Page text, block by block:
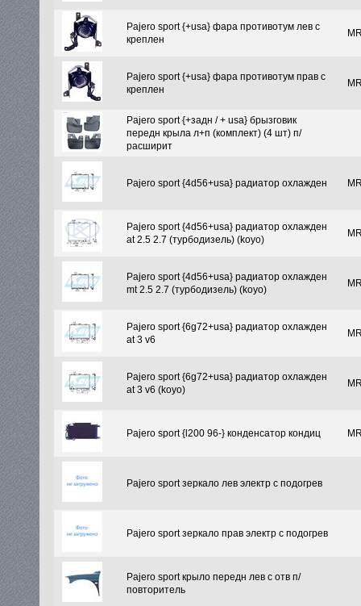
Pajero sport {+usa} фара противотум лев с
креплен
Pajero sport {+usa} фара противотум прав с
креплен
Pajero sport {+задн / + usa} брызговик
передн крыла л+п (комплект) (4 шт) п/
расширит
Pajero sport {4d56+usa} радиатор охлажден
Pajero sport {4d56+usa} радиатор охлажден
at 2.5 2.7 (турбодизель) (koyo)
Pajero sport {4d56+usa} радиатор охлажден
mt 2.5 2.7 (турбодизель) (koyo)
Pajero sport {6g72+usa} радиатор охлажден
at 3 v6
Pajero sport {6g72+usa} радиатор охлажден
at 3 v6 (koyo)
Pajero sport {l200 96-} конденсатор кондиц
Pajero sport зеркало лев электр с подогрев
Pajero sport зеркало прав электр с подогрев
Pajero sport крыло передн лев с отв п/
повторитель